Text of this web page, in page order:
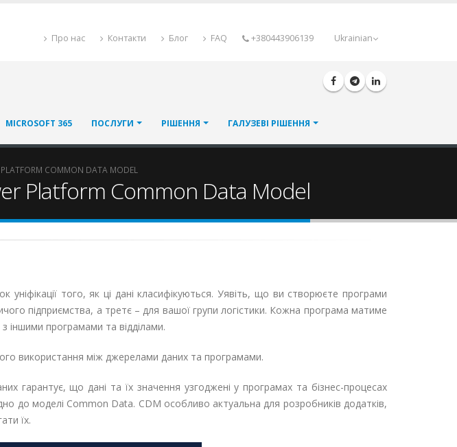
Ukrainian
Про нас Контакти Блог FAQ +380443906139
MICROSOFT 365 ПОСЛУГИ РІШЕННЯ ГАЛУЗЕВІ РІШЕННЯ
COMMON DATA MODEL
Platform Common Data Model
того, як ці дані класифікуються. Уявіть, що ви створюєте програми
підприємства, а третє – для вашої групи логістики. Кожна програма матиме
іншими програмами та відділами.
використання між джерелами даних та програмами.
гарантує, що дані та їх значення узгоджені у програмах та бізнес-процесах
до моделі Common Data. CDM особливо актуальна для розробників додатків,
їх.